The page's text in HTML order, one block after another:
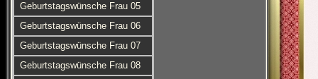
Geburtstagswünsche Frau 05
Geburtstagswünsche Frau 06
Geburtstagswünsche Frau 07
Geburtstagswünsche Frau 08